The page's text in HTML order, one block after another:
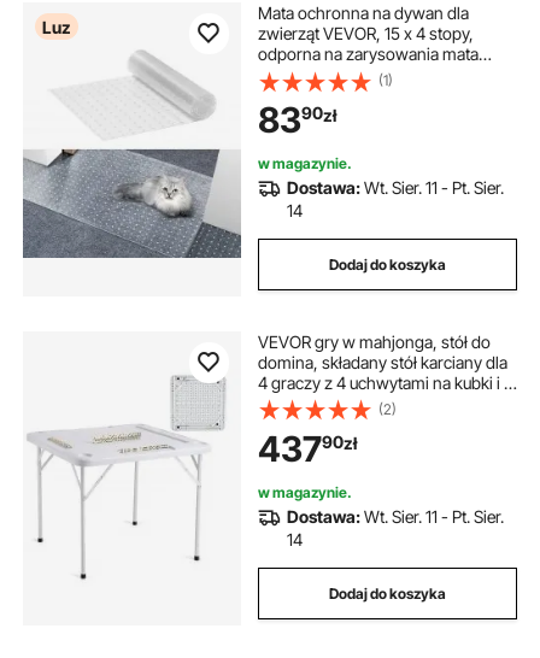
Luz
Mata ochronna na dywan dla
zwierząt VEVOR, 15 x 4 stopy,
odporna na zarysowania mata
ochronna z tworzywa PVC na
futrynę drzwi, antypoślizgowa mata
chroniąca przed zadrapaniami
kota, łatwa do przycięcia
plastikowa mata chroniąca przed
zarysowaniami dywanu
(1)
8390zł
w magazynie.
Dostawa:Wt. Sier. 11 - Pt. Sier.
14
Dodaj do koszyka
VEVOR gry w mahjonga, stół do
domina, składany stół karciany dla
4 graczy z 4 uchwytami na kubki i 4
tackami na żetony, przenośny stół
do gry w domino z 1 zestawem
domina do układanek mahjong
poker
(2)
43790zł
w magazynie.
Dostawa:Wt. Sier. 11 - Pt. Sier.
14
Dodaj do koszyka